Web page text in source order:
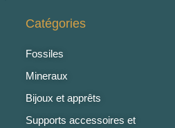
Catégories
Fossiles
Mineraux
Bijoux et apprêts
Supports accessoires et